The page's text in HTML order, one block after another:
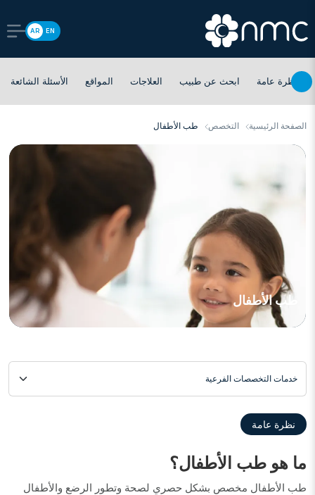
EN
AR
نظرة عامة ابحث عن طبيب العلاجات المواقع الأسئلة الشائعة
الصفحة الرئيسية التخصص طب الأطفال
طب الأطفال
نظرة عامة
ما هو طب الأطفال؟
طب الأطفال مخصص بشكل حصري لصحة وتطور الرضع والأطفال